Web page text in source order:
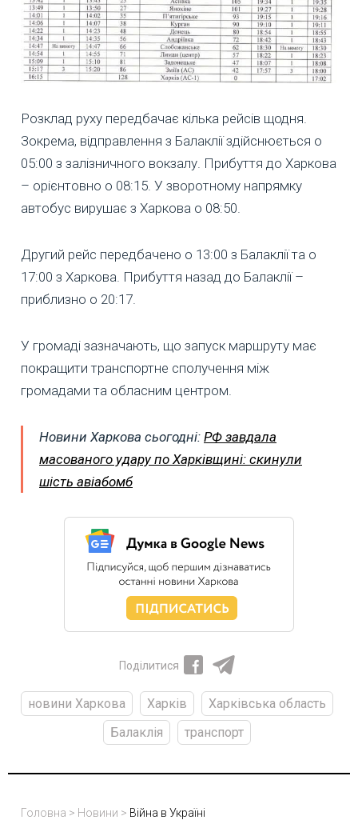
Розклад руху передбачає кілька рейсів щодня.
Зокрема, відправлення з Балаклії здійснюється о
05:00 з залізничного вокзалу. Прибуття до Харкова
– орієнтовно о 08:15. У зворотному напрямку
автобус вирушає з Харкова о 08:50.
Другий рейс передбачено о 13:00 з Балаклії та о
17:00 з Харкова. Прибуття назад до Балаклії –
приблизно о 20:17.
У громаді зазначають, що запуск маршруту має
покращити транспортне сполучення між
громадами та обласним центром.
Новини Харкова сьогодні: РФ завдала
масованого удару по Харківщині: скинули
шість авіабомб
Поділитися
новини Харкова Харків
Харківська область
Балаклія
транспорт
Головна > Новини > Війна в Україні